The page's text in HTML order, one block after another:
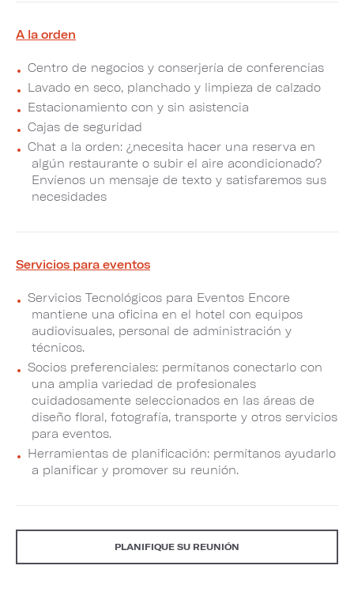
A la orden
Centro de negocios y conserjería de conferencias
Lavado en seco, planchado y limpieza de calzado
Estacionamiento con y sin asistencia
Cajas de seguridad
Chat a la orden: ¿necesita hacer una reserva en
algún restaurante o subir el aire acondicionado?
Envíenos un mensaje de texto y satisfaremos sus
necesidades
Servicios para eventos
Servicios Tecnológicos para Eventos Encore
mantiene una oficina en el hotel con equipos
audiovisuales, personal de administración y
técnicos.
Socios preferenciales: permítanos conectarlo con
una amplia variedad de profesionales
cuidadosamente seleccionados en las áreas de
diseño floral, fotografía, transporte y otros servicios
para eventos.
Herramientas de planificación: permítanos ayudarlo
a planificar y promover su reunión.
PLANIFIQUE SU REUNIÓN